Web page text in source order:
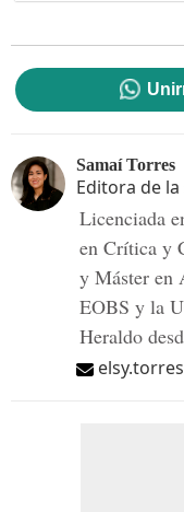
Samaí Torres
Editora de
Licenciada
en Crítica y
y Máster en
EOBS y la
Heraldo